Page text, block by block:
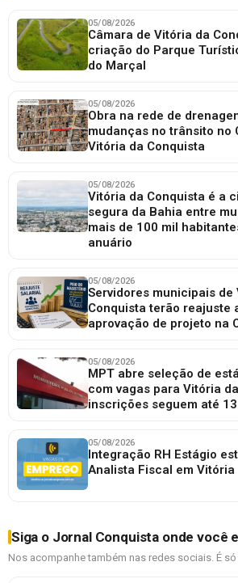
05/08/2026
Câmara de Vitória da
criação do Parque
do Marçal
05/08/2026
Obra na rede de
mudanças no trânsito no
Vitória da Conquista
05/08/2026
Vitória da Conquista é a
segura da Bahia entre
mais de 100 mil
anuário
05/08/2026
Servidores municipais de
Conquista terão reajuste
aprovação de projeto na
05/08/2026
MPT abre seleção de
com vagas para Vitória
inscrições seguem até
05/08/2026
Integração RH Estágio
Analista Fiscal em Vitória
Siga o Jornal Conquista onde você
Nos acompanhe também nas redes sociais. É